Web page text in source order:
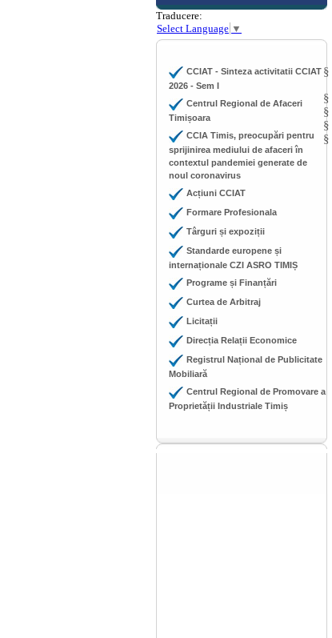
Traducere:
Select Language ▼
CCIAT - Sinteza activitatii CCIAT
2026 - Sem I
Centrul Regional de Afaceri
Timișoara
CCIA Timis, preocupări pentru
sprijinirea mediului de afaceri în
contextul pandemiei generate de
noul coronavirus
Acțiuni CCIAT
Formare Profesionala
Târguri și expoziții
Standarde europene și
internaționale CZI ASRO TIMIȘ
Programe și Finanțări
Curtea de Arbitraj
Licitații
Direcția Relații Economice
Registrul Național de Publicitate
Mobiliară
Centrul Regional de Promovare a
Proprietății Industriale Timiș
§
§
§
§
§